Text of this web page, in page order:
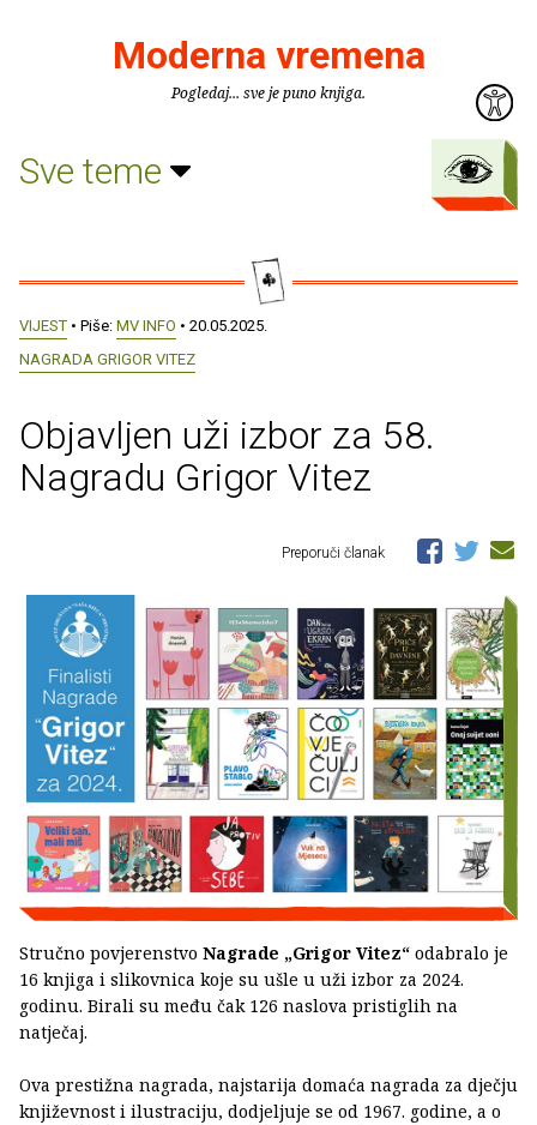
Moderna vremena
Pogledaj... sve je puno knjiga.
Sve teme
VIJEST • Piše: MV INFO • 20.05.2025.
NAGRADA GRIGOR VITEZ
Objavljen uži izbor za 58.
Nagradu Grigor Vitez
Preporuči članak
Stručno povjerenstvo Nagrade „Grigor Vitez“ odabralo je
16 knjiga i slikovnica koje su ušle u uži izbor za 2024.
godinu. Birali su među čak 126 naslova pristiglih na
natječaj.
Ova prestižna nagrada, najstarija domaća nagrada za dječju
književnost i ilustraciju, dodjeljuje se od 1967. godine, a o